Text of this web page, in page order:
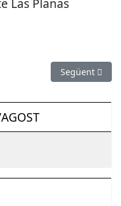
Las Planas
FEMENÍ): LaArticle
Següent